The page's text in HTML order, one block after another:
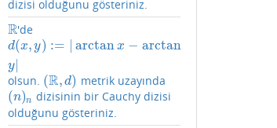
dizisi olduğunu gösteriniz.
R
R 'de
d(x, y) := arctanx − arctan
y|
d(x,y):=| arctanx−arctany|
olsun. (R, d)
(R,d) metrik uzayında
(n)n
(n)n dizisinin bir Cauchy dizisi
olduğunu gösteriniz.